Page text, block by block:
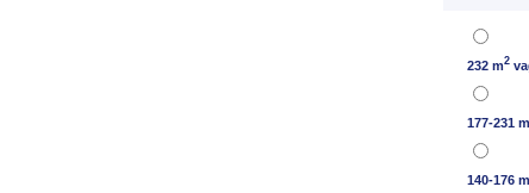
232 m2
177-231 m
140-176 m